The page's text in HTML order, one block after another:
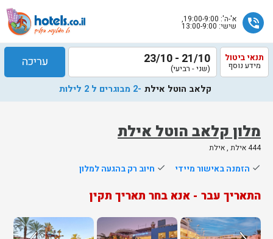
phone_in_talk א'-ה': 19:00-9:00,
שישי: 13:00-9:00
מלון קלאב הוטל אילת
444 אילת , אילת
תנאי ביטול
מידע נוסף 21/10 - 23/10
(שני - רביעי) עריכה
קלאב הוטל אילת -2 מבוגרים ל 2 לילות
done הזמנה באישור מיידי done חיוב רק בהגעה למלון
התאריך עבר - אנא בחר תאריך תקין
שלח
הוטלס
אליך
בשעות